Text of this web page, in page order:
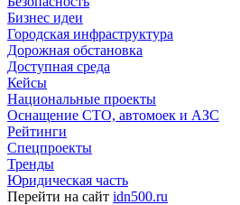
Бизнес идеи
Городская инфраструктура
Дорожная обстановка
Доступная среда
Кейсы
Национальные проекты
Оснащение СТО, автомоек и АЗС
Рейтинги
Спецпроекты
Тренды
Юридическая часть
Перейти на сайт idn500.ru